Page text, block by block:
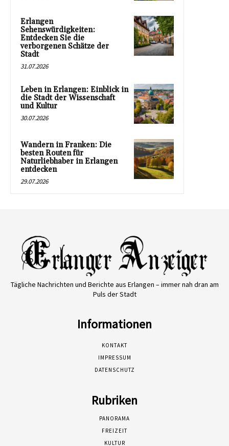
Erlangen
Sehenswürdigkeiten:
Entdecken Sie die
verborgenen Schätze der
Stadt
31.07.2026
Leben in Erlangen: Einblick in
die Stadt der Wissenschaft
und Kultur
30.07.2026
Wandern in Franken: Die
besten Routen für
Naturliebhaber in Erlangen
entdecken
29.07.2026
Tägliche Nachrichten und Berichte aus Erlangen – immer nah dran am
Puls der Stadt
Informationen
KONTAKT
IMPRESSUM
DATENSCHUTZ
Rubriken
PANORAMA
FREIZEIT
KULTUR